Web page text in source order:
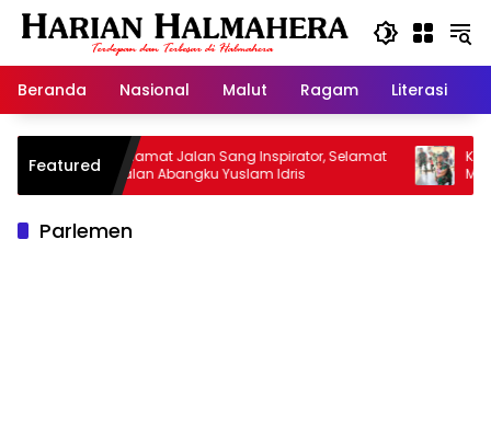
Langsung
Beranda
Nasional Malut Ragam Literasi
FeaturedSelamat Jalan Sang Inspirator, Selamat
Jalan Abangku Yuslam Idris
Kiprah
Parlemen